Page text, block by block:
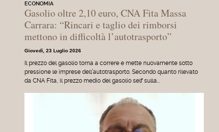
ECONOMIA
Gasolio oltre 2,10 euro, CNA Fita Massa
Carrara: “Rincari e taglio dei rimborsi
mettono in difficoltà l’autotrasporto”
Giovedì, 23 Luglio 2026
Il prezzo del gasolio torna a correre e mette nuovamente sotto
pressione le imprese dell’autotrasporto. Secondo quanto rilevato
da CNA Fita, il prezzo medio del gasolio self sulla…